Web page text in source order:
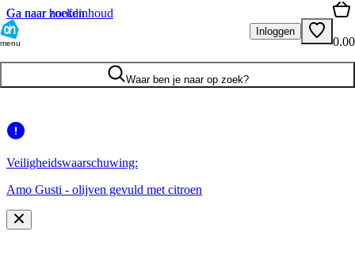
Ga naar hoofdinhoud
Ga naar zoeken
menu
Inloggen
0.00
Waar ben je naar op zoek?
Veiligheidswaarschuwing:
Amo Gusti - olijven gevuld met citroen